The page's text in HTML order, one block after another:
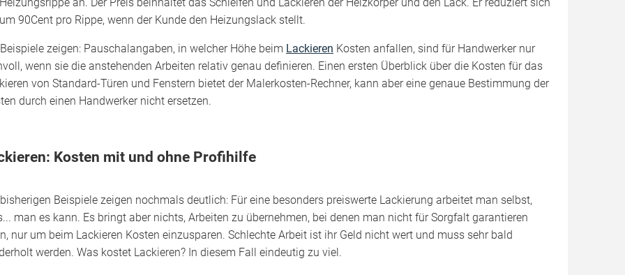
um 90Cent pro Rippe, wenn der Kunde den Heizungslack stellt.
zeigen: Pauschalangaben, in welcher Höhe beim Lackieren Kosten anfallen, sind für Handwerker nur
wenn sie die anstehenden Arbeiten relativ genau definieren. Einen ersten Überblick über die Kosten für das
von Standard-Türen und Fenstern bietet der Malerkosten-Rechner, kann aber eine genaue Bestimmung der
durch einen Handwerker nicht ersetzen.
Kosten mit und ohne Profihilfe
Beispiele zeigen nochmals deutlich: Für eine besonders preiswerte Lackierung arbeitet man selbst,
man es kann. Es bringt aber nichts, Arbeiten zu übernehmen, bei denen man nicht für Sorgfalt garantieren
nur um beim Lackieren Kosten einzusparen. Schlechte Arbeit ist ihr Geld nicht wert und muss sehr bald
werden. Was kostet Lackieren? In diesem Fall eindeutig zu viel.